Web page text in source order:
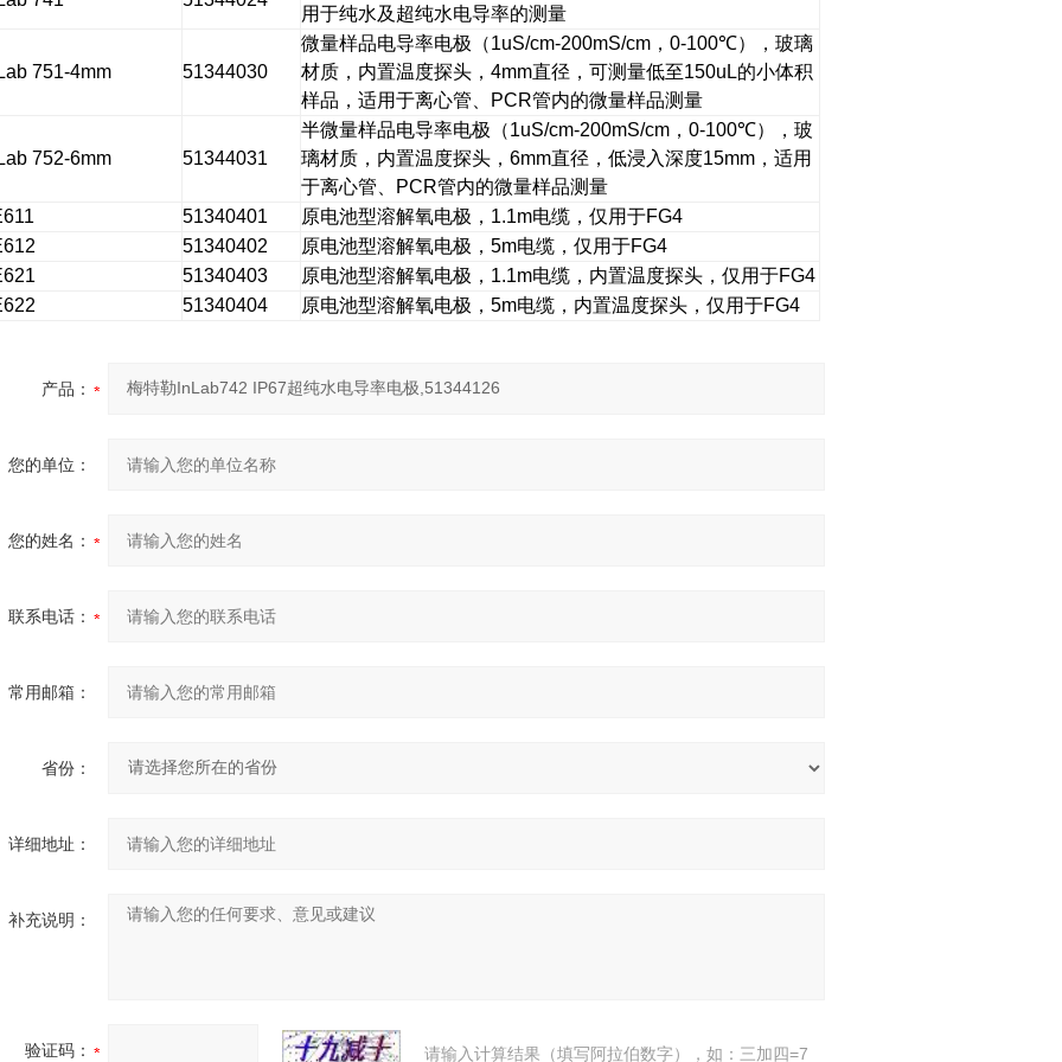
用于纯水及超纯水电导率的测量
751-4mm 51344030
微量样品电导率电极（1uS/cm-200mS/cm ，0-100℃），玻璃
材质，内置温度探头，4mm直径，可测量低至150uL的小体积
样品，适用于离心管、 PCR管内的微量样品测量
752-6mm 51344031
半微量样品电导率电极（1uS/cm-200mS/cm ，0-100℃），玻
璃材质，内置温度探头，6mm直径，低浸入深度15mm ，适用
于离心管、 PCR管内的微量样品测量
51340401 原电池型溶解氧电极， 1.1m电缆，仅用于FG4
51340402 原电池型溶解氧电极，5m电缆，仅用于FG4
51340403 原电池型溶解氧电极， 1.1m电缆，内置温度探头，仅用于FG4
51340404 原电池型溶解氧电极，5m电缆，内置温度探头，仅用于FG4
产品：
您的单位：
您的姓名：
联系电话：
常用邮箱：
省份：
详细地址：
补充说明：
验证码： 请输入计算结果（填写阿拉伯数字），如：三加四=7